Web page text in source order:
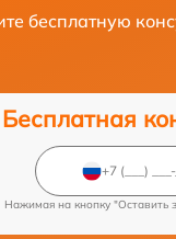
бесплатную
Бесплатная
Нажимая на кнопку "Оставить